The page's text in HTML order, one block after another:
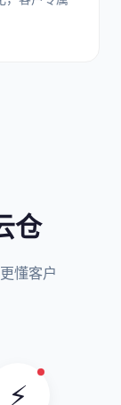
仓
懂客户
⚡